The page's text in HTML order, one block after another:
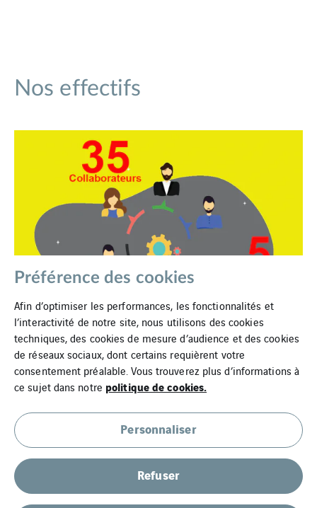
Nos effectifs
Mentions légales
Cookies
Plan du site
Préférence des cookies
Afin d’optimiser les performances, les fonctionnalités et
l’interactivité de notre site, nous utilisons des cookies
techniques, des cookies de mesure d’audience et des cookies
de réseaux sociaux, dont certains requièrent votre
consentement préalable. Vous trouverez plus d’informations à
ce sujet dans notre politique de cookies.
Personnaliser
Refuser